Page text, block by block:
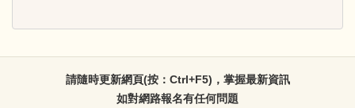
請隨時更新網頁(按：Ctrl+F5)，掌握最新資訊
如對網路報名有任何問題